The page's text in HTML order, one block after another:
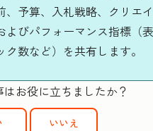
、予算、入札戦略、クリエ
よびパフォーマンス指標（表
ク数など）を共有します。
はお役に立ちましたか？
いいえ